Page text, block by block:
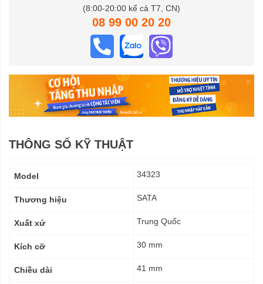
(8:00-20:00 kể cả T7, CN)
08 99 00 20 20
THÔNG SỐ KỸ THUẬT
kỹ
Model 34323
Thương hiệu SATA
Xuất xứ Trung Quốc
Kích cỡ 30 mm
Chiều dài 41 mm